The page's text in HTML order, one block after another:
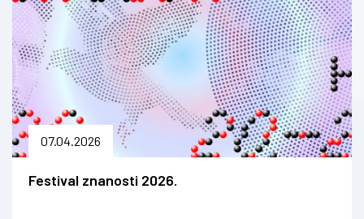
07.04.2026
Festival znanosti 2026.